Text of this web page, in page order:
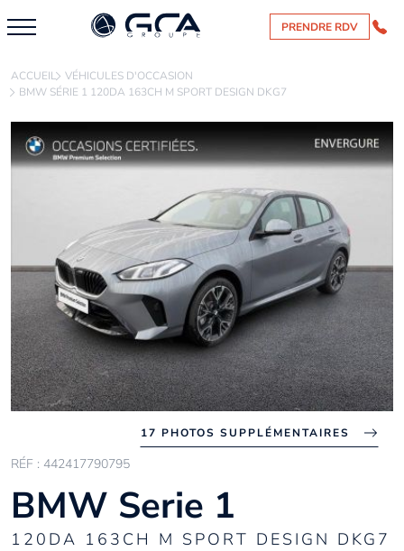
PRENDRE RDV
ACCUEIL VÉHICULES D'OCCASION
BMW SÉRIE 1 120DA 163CH M SPORT DESIGN DKG7
17 PHOTOS SUPPLÉMENTAIRES
RÉF : 442417790795
BMW Serie 1
120DA 163CH M SPORT DESIGN DKG7